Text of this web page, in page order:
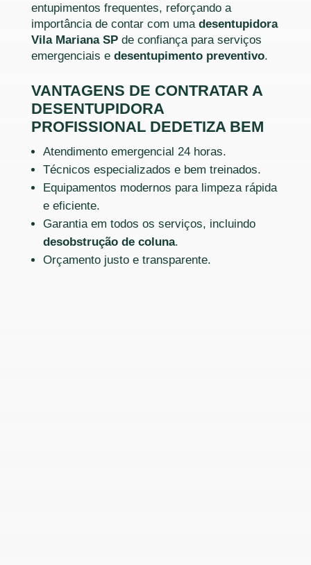
entupimentos frequentes, reforçando a
importância de contar com uma desentupidora
Vila Mariana SPde confiança para serviços
emergenciais e desentupimento preventivo.
VANTAGENS DE CONTRATAR A
DESENTUPIDORA
PROFISSIONAL DEDETIZA BEM
Atendimento emergencial 24 horas.
Técnicos especializados e bem treinados.
Equipamentos modernos para limpeza rápida
e eficiente.
Garantia em todos os serviços, incluindo
desobstrução de coluna.
Orçamento justo e transparente.